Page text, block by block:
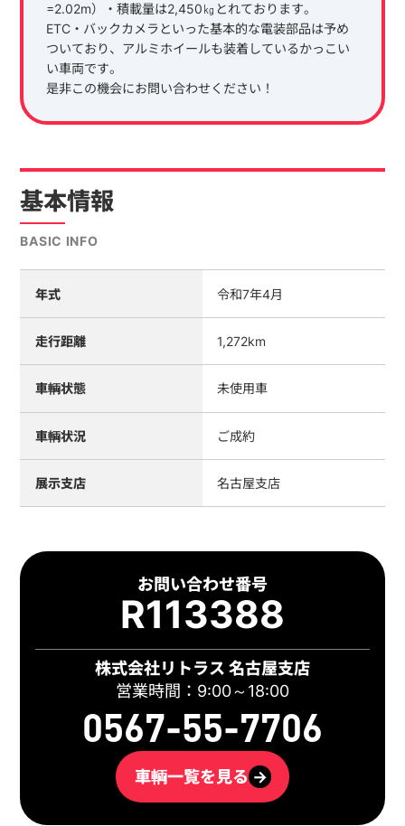
=2.02m）・積載量は2,450㎏とれております。
ETC・バックカメラといった基本的な電装部品は予め
ついており、アルミホイールも装着しているかっこい
い車両です。
是非この機会にお問い合わせください！
基本情報
BASIC INFO
年式 令和7年4月
走行距離 1,272km
車輌状態 未使用車
車輌状況 ご成約
展示支店 名古屋支店
お問い合わせ番号
R113388
株式会社リトラス 名古屋支店
営業時間：9:00～18:00
0567-55-7706
車輌一覧を見る →